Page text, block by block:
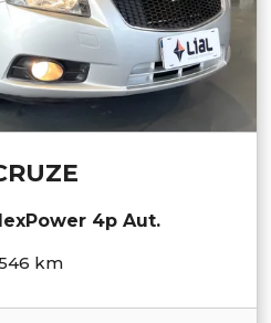
4p Aut.
km